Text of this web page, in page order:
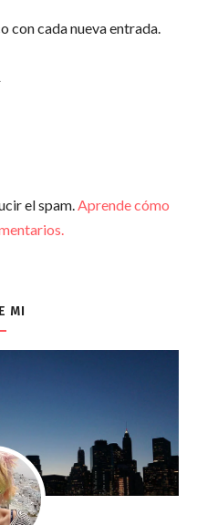
con cada nueva entrada.
el spam.Aprende cómo
MI